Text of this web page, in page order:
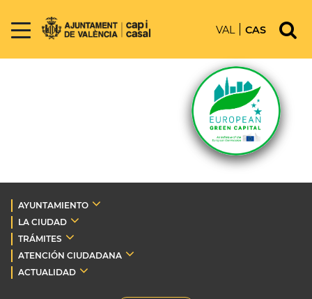
VAL CAS
AYUNTAMIENTO
LA CIUDAD
TRÁMITES
ATENCIÓN CIUDADANA
ACTUALIDAD